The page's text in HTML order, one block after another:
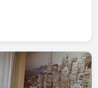
маршруты, находи
в одном